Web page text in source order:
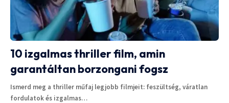
10 izgalmas thriller film, amin
garantáltan borzongani fogsz
Ismerd meg a thriller műfaj legjobb filmjeit: feszültség, váratlan
fordulatok és izgalmas…